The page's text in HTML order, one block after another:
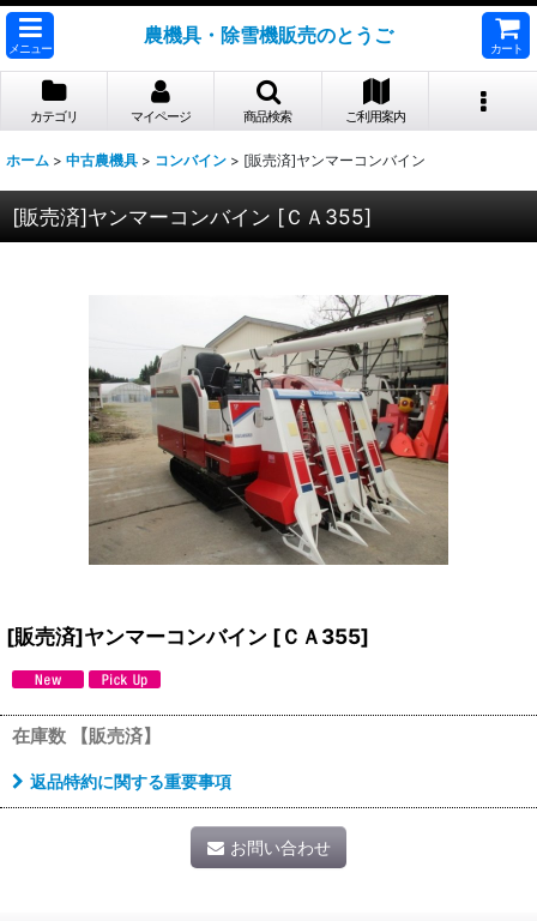
メニュー
農機具・除雪機販売のとうご
カート
カテゴリ マイページ 商品検索 ご利用案内
ホーム > 中古農機具 > コンバイン > [販売済]ヤンマーコンバイン
[販売済]ヤンマーコンバイン [ＣＡ355]
[販売済]ヤンマーコンバイン [ＣＡ355]
在庫数 【販売済】
返品特約に関する重要事項
お問い合わせ